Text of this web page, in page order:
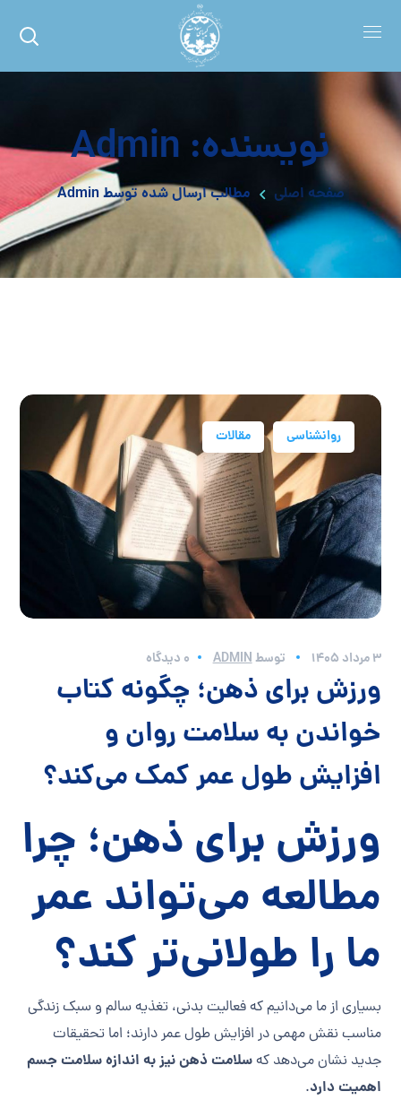
نویسنده: Admin
صفحه اصلی مطالب ارسال شده توسط Admin
روانشناسی مقالات
3 مرداد 1405 توسطADMIN 0 دیدگاه
ورزش برای ذهن؛ چگونه کتاب
خواندن به سلامت روان و
افزایش طول عمر کمک می‌کند؟
ورزش برای ذهن؛ چرا
مطالعه می‌تواند عمر
ما را طولانی‌تر کند؟
بسیاری از ما می‌دانیم که فعالیت بدنی، تغذیه سالم و سبک زندگی
مناسب نقش مهمی در افزایش طول عمر دارند؛ اما تحقیقات
جدید نشان می‌دهد کهسلامت ذهن نیز به اندازه سلامت جسم
اهمیت دارد.